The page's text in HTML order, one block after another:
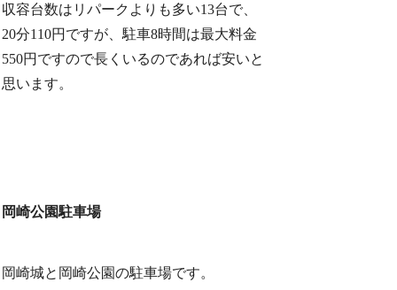
収容台数はリパークよりも多い13台で、
20分110円ですが、駐車8時間は最大料金
550円ですので長くいるのであれば安いと
思います。
岡崎公園駐車場
岡崎城と岡崎公園の駐車場です。